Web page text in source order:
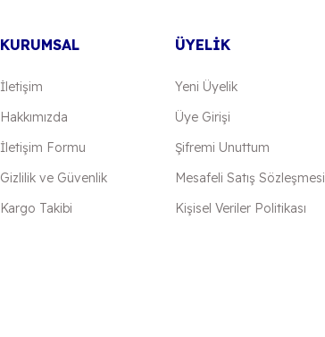
Gönder
KURUMSAL
İletişim
Hakkımızda
İletişim Formu
Gizlilik ve Güvenlik
Kargo Takibi
ÜYELİK
Yeni Üyelik
Üye Girişi
Şifremi Unuttum
Mesafeli Satış Sözleşmesi
Kişisel Veriler Politikası